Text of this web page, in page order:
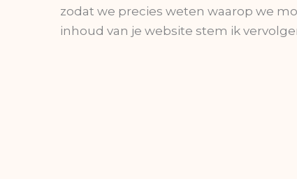
zodat we precies weten waarop we
inhoud van je website stem ik